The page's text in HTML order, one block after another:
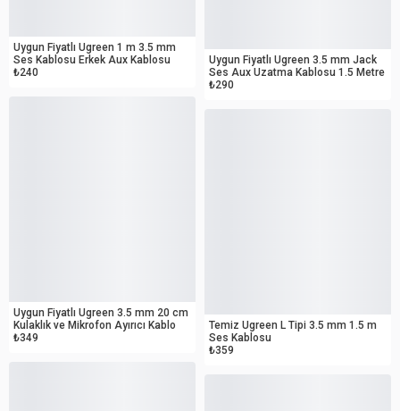
Uygun Fiyatlı Ugreen 1 m 3.5 mm
Ses Kablosu Erkek Aux Kablosu
₺240
Uygun Fiyatlı Ugreen 3.5 mm 20 cm
Kulaklık ve Mikrofon Ayırıcı Kablo
₺349
Uygun Fiyatlı Ugreen 3.5 mm Jack
Ses Aux Uzatma Kablosu 1.5 Metre
₺290
Temiz Ugreen L Tipi 3.5 mm 1.5 m
Ses Kablosu
₺359